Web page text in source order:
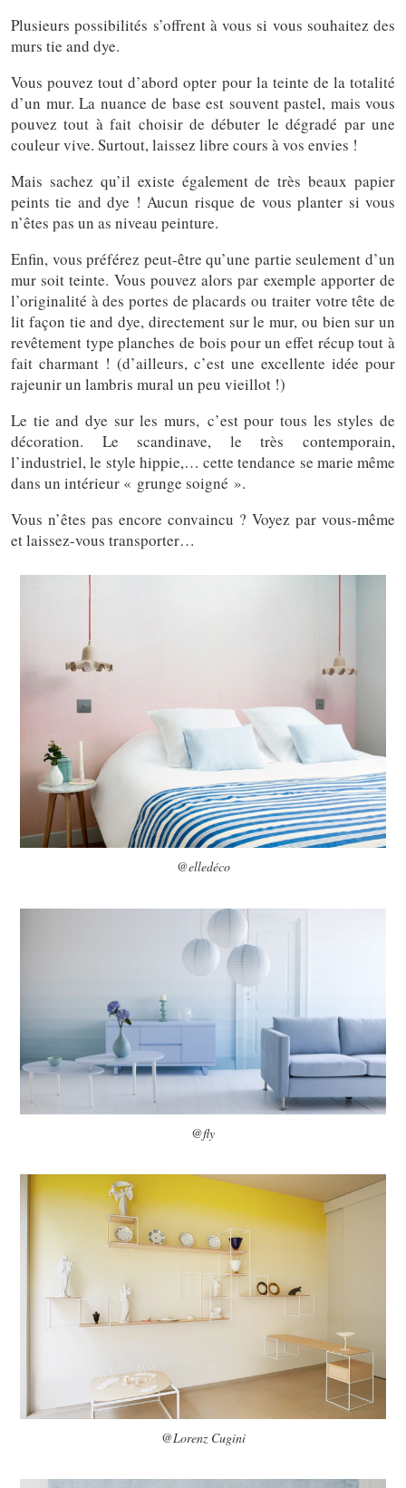
Plusieurs possibilités s’offrent à vous si vous souhaitez des
murs tie and dye.
Vous pouvez tout d’abord opter pour la teinte de la totalité
d’un mur. La nuance de base est souvent pastel, mais vous
pouvez tout à fait choisir de débuter le dégradé par une
couleur vive. Surtout, laissez libre cours à vos envies !
Mais sachez qu’il existe également de très beaux papier
peints tie and dye ! Aucun risque de vous planter si vous
n’êtes pas un as niveau peinture.
Enfin, vous préférez peut-être qu’une partie seulement d’un
mur soit teinte. Vous pouvez alors par exemple apporter de
l’originalité à des portes de placards ou traiter votre tête de
lit façon tie and dye, directement sur le mur, ou bien sur un
revêtement type planches de bois pour un effet récup tout à
fait charmant ! (d’ailleurs, c’est une excellente idée pour
rajeunir un lambris mural un peu vieillot !)
Le tie and dye sur les murs, c’est pour tous les styles de
décoration. Le scandinave, le très contemporain,
l’industriel, le style hippie,… cette tendance se marie même
dans un intérieur « grunge soigné ».
Vous n’êtes pas encore convaincu ? Voyez par vous-même
et laissez-vous transporter…
@elledéco
@fly
@Lorenz Cugini